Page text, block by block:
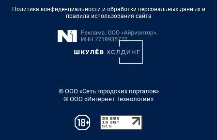
Политика конфиденциальности и обработки персональных данных и
правила использования сайта
© ООО «Сеть городских порталов»
© ООО «Интернет Технологии»